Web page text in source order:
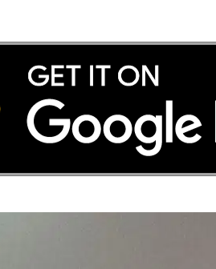
à Romans-sur-Isère